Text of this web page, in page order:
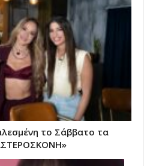
το Σάββατο τα